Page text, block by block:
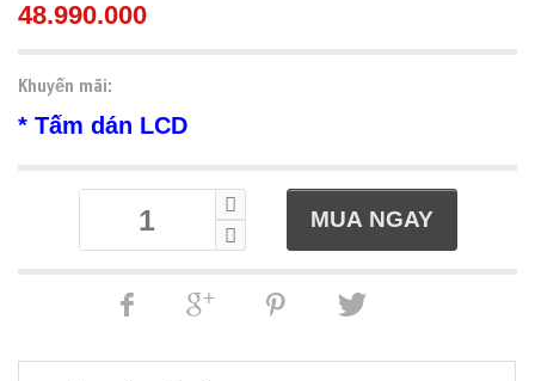
48.990.000
Khuyến mãi:
* Tấm dán LCD